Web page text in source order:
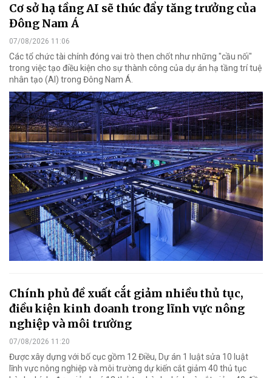
Cơ sở hạ tầng AI sẽ thúc đẩy tăng trưởng của
Đông Nam Á
07/08/2026 11:06
Các tổ chức tài chính đóng vai trò then chốt như những "cầu nối"
trong việc tạo điều kiện cho sự thành công của dự án hạ tầng trí tuệ
nhân tạo (AI) trong Đông Nam Á.
Chính phủ đề xuất cắt giảm nhiều thủ tục,
điều kiện kinh doanh trong lĩnh vực nông
nghiệp và môi trường
07/08/2026 11:20
Được xây dựng với bố cục gồm 12 Điều, Dự án 1 luật sửa 10 luật
lĩnh vực nông nghiệp và môi trường dự kiến cắt giảm 40 thủ tục